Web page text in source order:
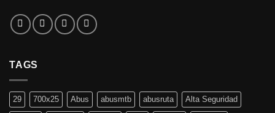
TAGS
29 700x25 Abus abusmtb abusruta Alta Seguridad